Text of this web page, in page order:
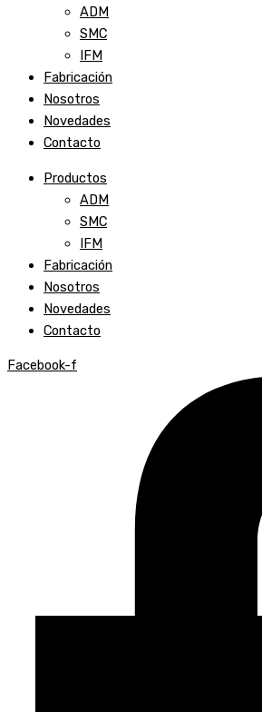
ADM
SMC
IFM
Fabricación
Nosotros
Novedades
Contacto
Productos
ADM
SMC
IFM
Fabricación
Nosotros
Novedades
Contacto
Facebook-f